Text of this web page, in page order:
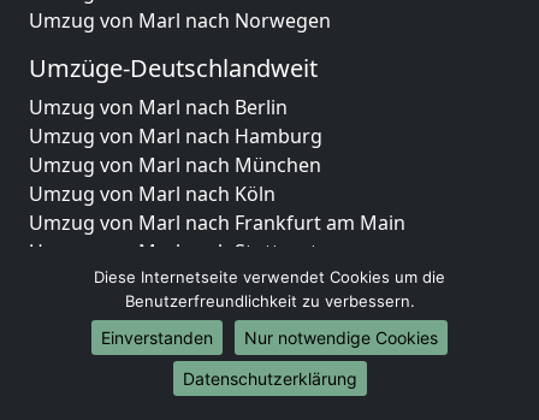
Umzug von Marl nach Norwegen
Umzüge-Deutschlandweit
Umzug von Marl nach Berlin
Umzug von Marl nach Hamburg
Umzug von Marl nach München
Umzug von Marl nach Köln
Umzug von Marl nach Frankfurt am Main
Umzug von Marl nach Stuttgart
Umzug von Marl nach Düsseldorf
Umzug von Marl nach Leipzig
Umzug von Marl nach Dortmund
Umzug von Marl nach Essen
Umzug von Marl nach Bremen
Diese Internetseite verwendet Cookies um die
Benutzerfreundlichkeit zu verbessern.
Einverstanden
Nur notwendige Cookies
Datenschutzerklärung